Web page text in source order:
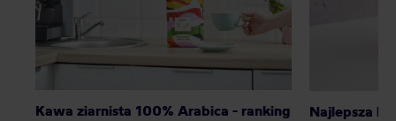
Kawa ziarnista 100% Arabica - ranking Najlepsza